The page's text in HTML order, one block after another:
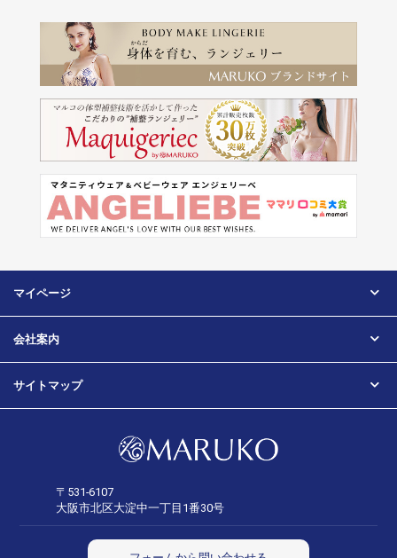
マイページ
会社案内
サイトマップ
〒531-6107
大阪市北区大淀中一丁目1番30号